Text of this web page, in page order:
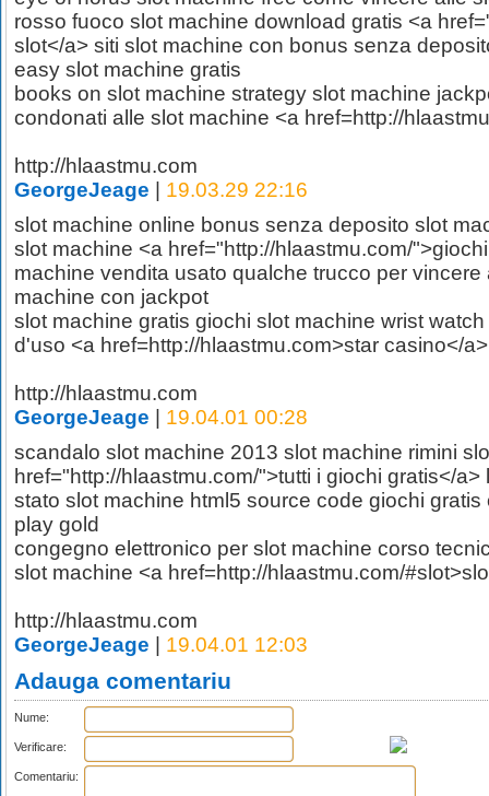
rosso fuoco slot machine download gratis <a
slot</a> siti slot machine con bonus senza
easy slot machine gratis
books on slot machine strategy slot machine
condonati alle slot machine <a href=http://
http://hlaastmu.com
GeorgeJeage
19.03.29 22:16
slot machine online bonus senza deposito slot
slot machine <a href="http://hlaastmu.com/
machine vendita usato qualche trucco per vincere
machine con jackpot
slot machine gratis giochi slot machine wrist
d'uso <a href=http://hlaastmu.com>star casino</a>
http://hlaastmu.com
GeorgeJeage
19.04.01 00:28
scandalo slot machine 2013 slot machine rimini
href="http://hlaastmu.com/">tutti i giochi gratis</
stato slot machine html5 source code giochi
play gold
congegno elettronico per slot machine corso
slot machine <a href=http://hlaastmu.com/
http://hlaastmu.com
GeorgeJeage
19.04.01 12:03
Adauga comentariu
Nume:
Verificare:
Comentariu: